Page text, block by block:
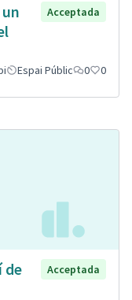
Acceptada
Espai Públic 0 0
de
Acceptada